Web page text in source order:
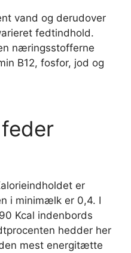
vand og derudover
fedtindhold.
næringsstofferne
B12, fosfor, jod og
er
i minimælk er 0,4. I
Kcal indenbords
hedder her
mest energitætte